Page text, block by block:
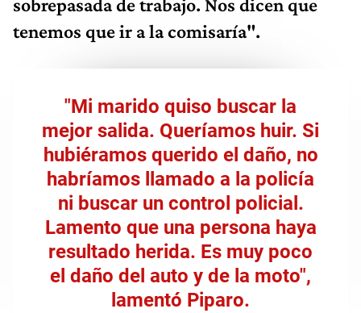
sobrepasada de trabajo. Nos dicen que
tenemos que ir a la comisaría".
"Mi marido quiso buscar la
mejor salida. Queríamos huir. Si
hubiéramos querido el daño, no
habríamos llamado a la policía
ni buscar un control policial.
Lamento que una persona haya
resultado herida. Es muy poco
el daño del auto y de la moto",
lamentó Piparo.